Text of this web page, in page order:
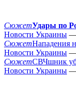
СюжетУдары по
Новости Украины —
СюжетНападения
Новости Украины —
СюжетСВЧшник
Новости Украины —